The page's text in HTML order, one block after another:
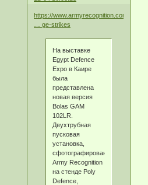
https://www.armyrecognition.com/news/
… ge-strikes
На выставке
Egypt Defence
Expo в Каире
была
представлена
новая версия
Bolas GAM
102LR.
Двухтрубная
пусковая
установка,
сфотографированная
Army Recognition
на стенде Poly
Defence,